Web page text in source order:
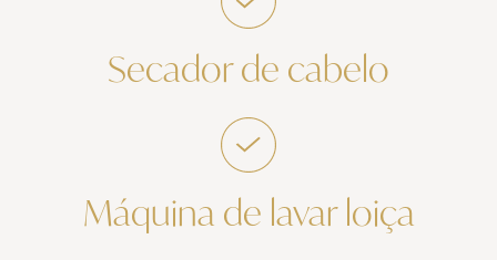
Secador de cabelo
Máquina de lavar loiça